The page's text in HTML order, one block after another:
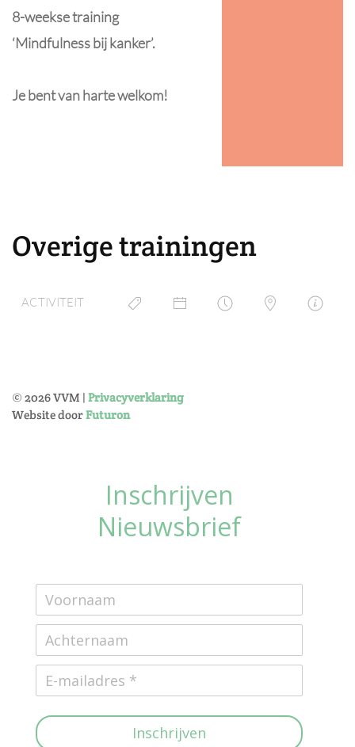
8-weekse training
‘Mindfulness bij kanker’.
Je bent van harte welkom!
Overige trainingen
ACTIVITEIT
© 2026VVM | Privacyverklaring
Website doorFuturon
Inschrijven
Nieuwsbrief
Inschrijven